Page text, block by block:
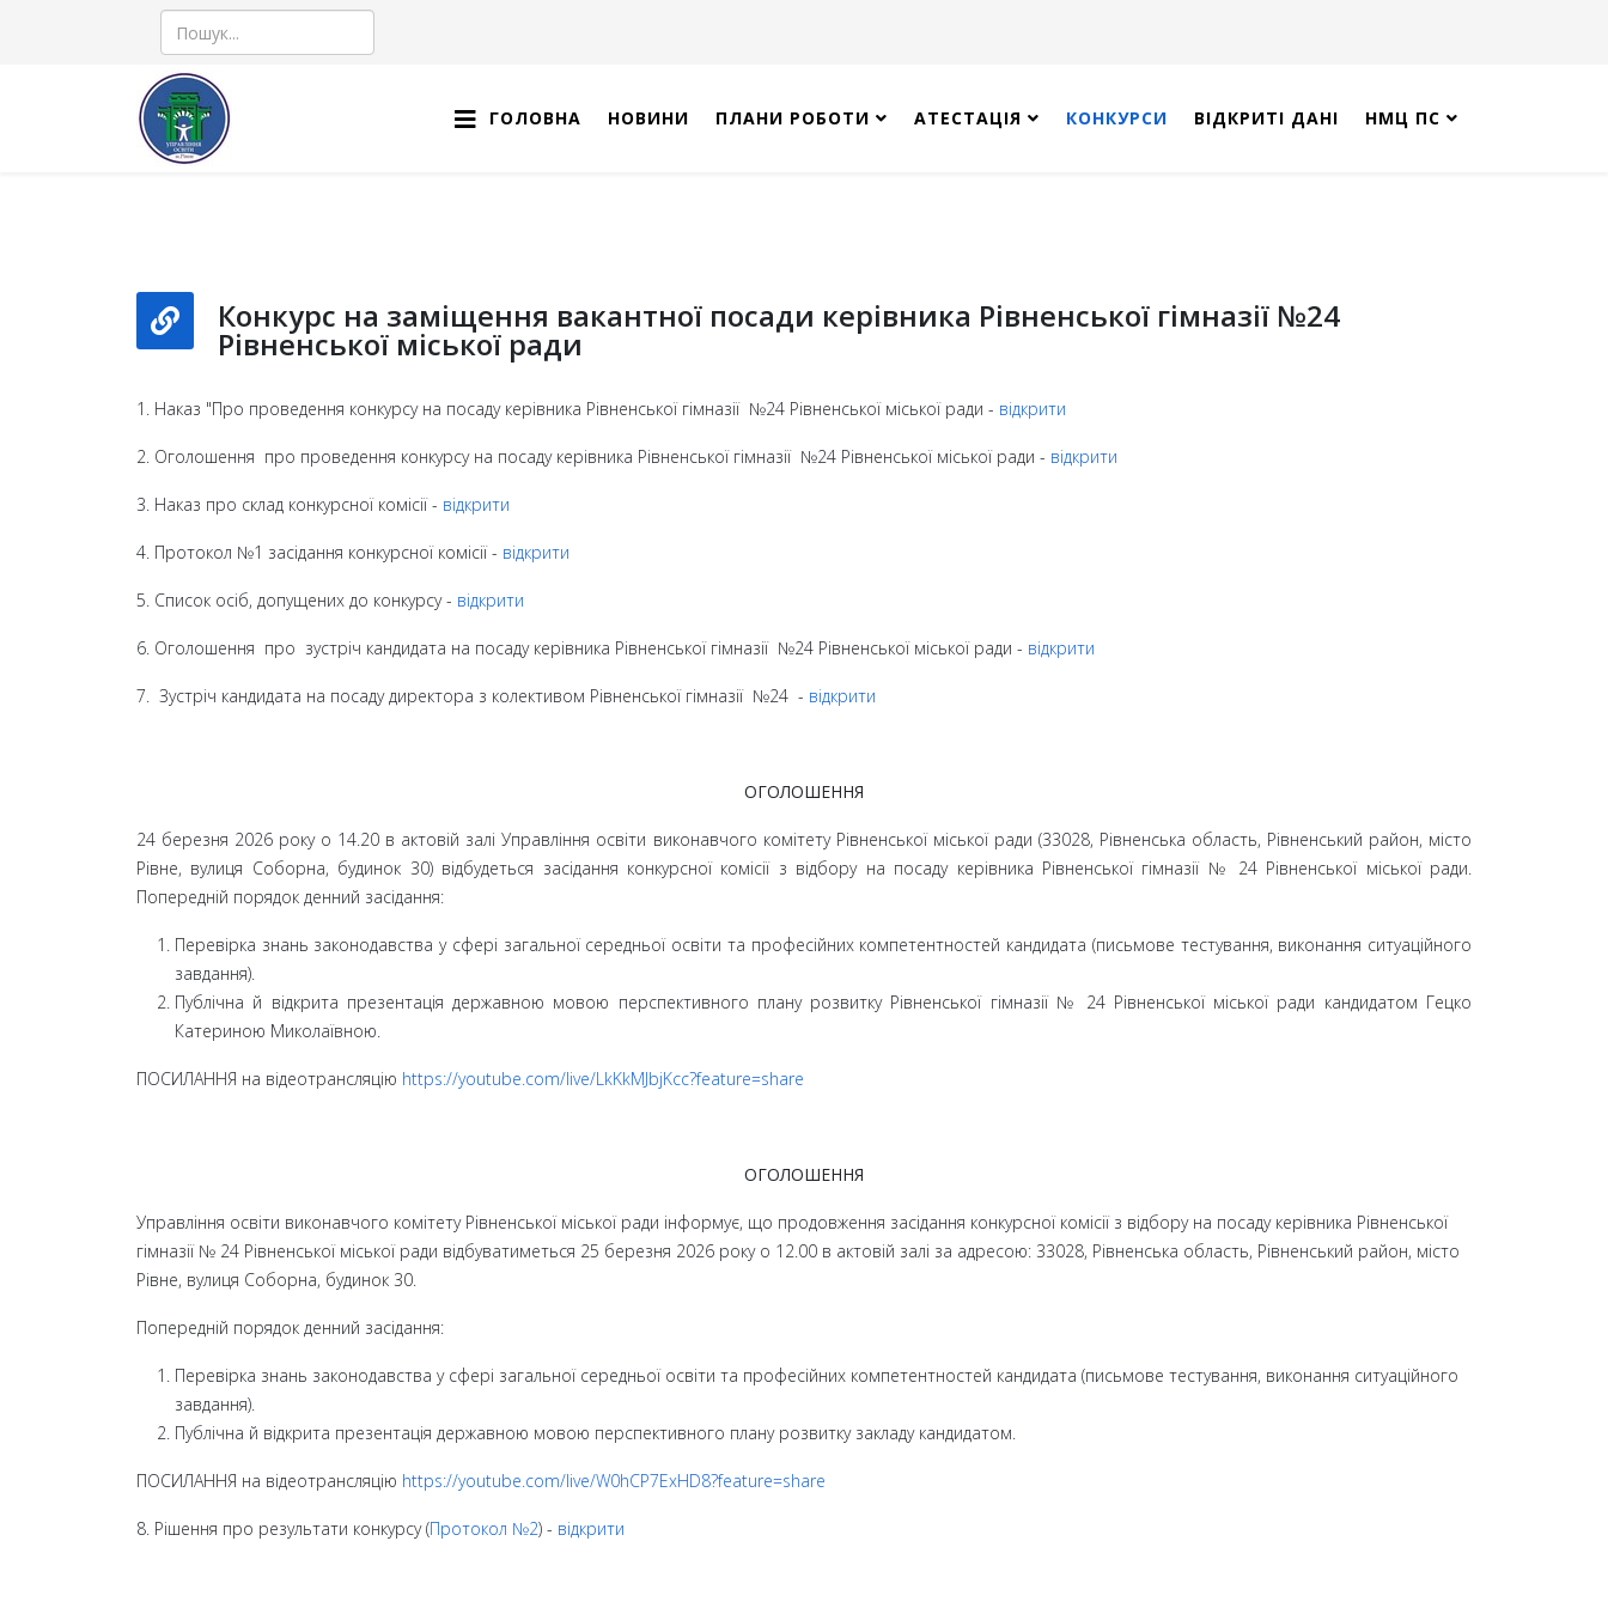
Пошук
ГОЛОВНА НОВИНИ ПЛАНИ РОБОТИ АТЕСТАЦІЯ КОНКУРСИ ВІДКРИТІ ДАНІ НМЦ ПС
Конкурс на заміщення вакантної посади керівника Рівненської гімназії №24
Рівненської міської ради
1. Наказ "Про проведення конкурсу на посаду керівника Рівненської гімназії №24 Рівненської міської ради - відкрити
2. Оголошення про проведення конкурсу на посаду керівника Рівненської гімназії №24 Рівненської міської ради - відкрити
3. Наказ про склад конкурсної комісії - відкрити
4. Протокол №1 засідання конкурсної комісії - відкрити
5. Список осіб, допущених до конкурсу - відкрити
6. Оголошення про зустріч кандидата на посаду керівника Рівненської гімназії №24 Рівненської міської ради - відкрити
7. Зустріч кандидата на посаду директора з колективом Рівненської гімназії №24 - відкрити
ОГОЛОШЕННЯ
24 березня 2026 року о 14.20 в актовій залі Управління освіти виконавчого комітету Рівненської міської ради (33028, Рівненська область, Рівненський район, місто
Рівне, вулиця Соборна, будинок 30) відбудеться засідання конкурсної комісії з відбору на посаду керівника Рівненської гімназії № 24 Рівненської міської ради.
Попередній порядок денний засідання:
Перевірка знань законодавства у сфері загальної середньої освіти та професійних компетентностей кандидата (письмове тестування, виконання ситуаційного
завдання).
Публічна й відкрита презентація державною мовою перспективного плану розвитку Рівненської гімназії № 24 Рівненської міської ради кандидатом Гецко
Катериною Миколаївною.
ПОСИЛАННЯ на відеотрансляцію https://youtube.com/live/LkKkMJbjKcc?feature=share
ОГОЛОШЕННЯ
Управління освіти виконавчого комітету Рівненської міської ради інформує, що продовження засідання конкурсної комісії з відбору на посаду керівника Рівненської
гімназії № 24 Рівненської міської ради відбуватиметься 25 березня 2026 року о 12.00 в актовій залі за адресою: 33028, Рівненська область, Рівненський район, місто
Рівне, вулиця Соборна, будинок 30.
Попередній порядок денний засідання:
Перевірка знань законодавства у сфері загальної середньої освіти та професійних компетентностей кандидата (письмове тестування, виконання ситуаційного
завдання).
Публічна й відкрита презентація державною мовою перспективного плану розвитку закладу кандидатом.
ПОСИЛАННЯ на відеотрансляцію https://youtube.com/live/W0hCP7ExHD8?feature=share
8. Рішення про результати конкурсу (Протокол №2) - відкрити